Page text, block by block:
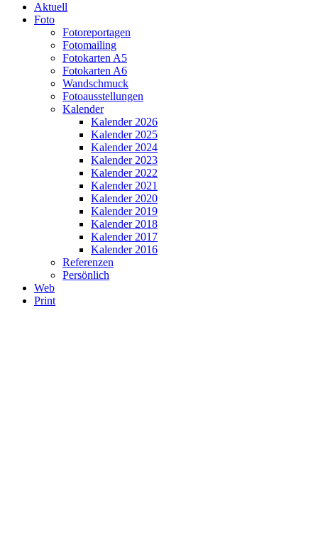
Aktuell
Foto
Fotoreportagen
Fotomailing
Fotokarten A5
Fotokarten A6
Wandschmuck
Fotoausstellungen
Kalender
Kalender 2026
Kalender 2025
Kalender 2024
Kalender 2023
Kalender 2022
Kalender 2021
Kalender 2020
Kalender 2019
Kalender 2018
Kalender 2017
Kalender 2016
Referenzen
Persönlich
Web
Print